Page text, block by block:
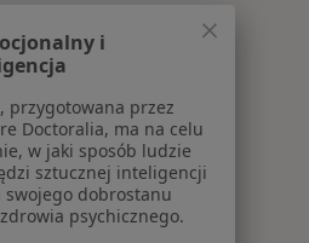
Krakowie
Krakowie
Krakowie
w Krakowie
i
przygotowana przez
Doctoralia, ma na celu
w jaki sposób ludzie
sztucznej inteligencji
swojego dobrostanu
psychicznego.